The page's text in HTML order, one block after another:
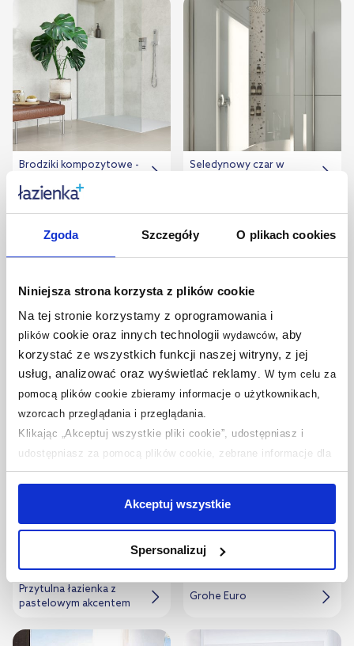
Zgoda Szczegóły O plikach cookies
Niniejsza strona korzysta z plików cookie
Na tej stronie korzystamy z oprogramowania i
plikówcookie oraz innych technologii wydawców, aby
korzystać ze wszystkich funkcji naszej witryny, z jej
usług, analizować oraz wyświetlać reklamy. W tym celu za
pomocą plików cookie zbieramy informacje o użytkownikach,
wzorcach przeglądania i przeglądania.
Klikając „Akceptuj wszystkie pliki cookie”, udostępniasz i
udostępniasz za pomocą plików cookie, zebrane informacje dla
użytkowników zewnętrznych, a także nasi partnerzy reklamowi.
jednak, że zablokowane niektóre pliki cookie mogą mieć wpływ
na sposób dostarczania treści niedostosowanych do potrzeb
Aby uzyskać więcej informacji na temat plików plików cookie,
kliknij „Ustawienia plików cookie”.
informacji na temat plików cookie i tego, dlaczego ich przepisy,
Akceptuj wszystkie
Spersonalizuj
Brodziki kompozytowe -
Seledynowy czar w
Brązowa mozaika w
beżowej łazience
Jasna łazienka z
industrialnym zacięciem
Przytulna łazienka z
pastelowym akcentem
Grohe Euro